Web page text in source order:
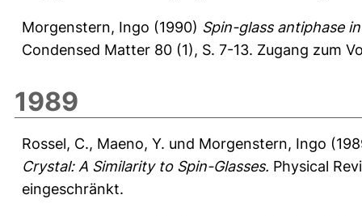
Morgenstern, Ingo (1990) Spin-glass antiphase
Condensed Matter 80 (1), S. 7-13. Zugang zum
1989
Rossel, C., Maeno, Y. und Morgenstern, Ingo
Crystal: A Similarity to Spin-Glasses. Physical
eingeschränkt.